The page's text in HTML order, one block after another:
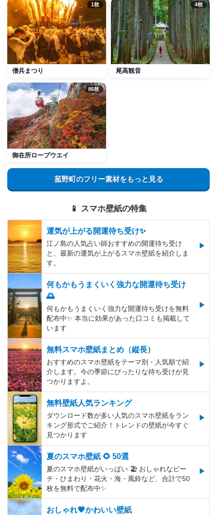
1枚
僧兵まつり
4枚
尾高観音
86枚
御在所ロープウエイ
菰野町のフリー素材をもっと見る
📱 スマホ壁紙の特集
運気が上がる開運待ち受け✨
江ノ島の人気占い師おすすめの開運待ち受け
と、最新の運気が上がるスマホ壁紙を紹介しま
す。
何もかもうまくいく強力な開運待ち受け
🌅
何もかもうまくいく強力な開運待ち受けを無料
配布中✨️ 本当に効果があった口コミも掲載して
います
無料スマホ壁紙まとめ（縦長）
おすすめのスマホ壁紙をテーマ別・人気順で紹
介します。今の季節にぴったりな待ち受けが見
つかりますよ。
無料壁紙人気ランキング
ダウンロード数が多い人気のスマホ壁紙をラン
キング形式でご紹介！トレンドの壁紙が今すぐ
見つかります
夏のスマホ壁紙 🌻 50選
夏のスマホ壁紙がいっぱい 🏖 おしゃれなビー
チ・ひまわり・花火・海・風鈴など、合計で50
枚を無料で配布中✨
おしゃれ💗かわいい壁紙